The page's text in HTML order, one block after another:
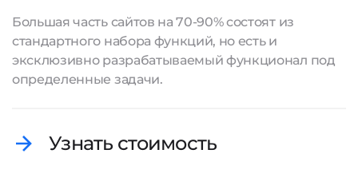
Большая часть сайтов на 70-90% состоят из
стандартного набора функций, но есть и
эксклюзивно разрабатываемый функционал под
определенные задачи.
Узнать стоимость